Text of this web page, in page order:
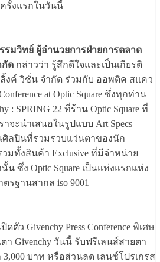
รั้งแรกในวันนี้
มวิทย์ ผู้อำนวยการฝ่ายการตลาด
กัด กล่าวว่า รู้สึกดีใจและเป็นเกียรติ
งค์ วิชั่น จำกัด ร่วมกับ ออพติค สแคว
at Optic Square ซึ่งทุกท่าน
: SPRING 22 ที่ร้าน Optic Square ที่
จะนำเสนอในรูปแบบ Art Specs
ศิลปินที่รวมรวบแว่นตาของนัก
มทั้งสินค้า Exclusive ที่มีจำหน่าย
นั้น ซึ่ง Optic Square เป็นแห่งแรกแห่ง
รฐานสากล iso 9001
ว Givenchy Press Conference พิเศษ
Givenchy วันนี้ รับฟรีเลนส์สายตา
บาท หรือส่วนลด เลนซ์โปรเกรส